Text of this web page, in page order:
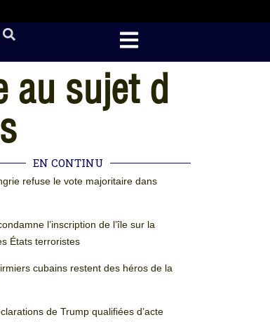
au sujet d
EN CONTINU
refuse le vote majoritaire dans
l’inscription de l’île sur la
États terroristes
cubains restent des héros de la
de Trump qualifiées d’acte